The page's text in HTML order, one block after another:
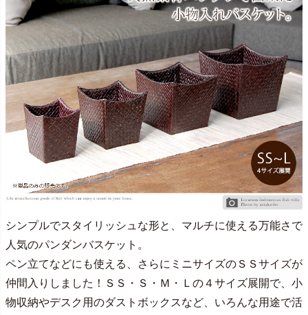
シンプルでスタイリッシュな形と、マルチに使える万能さで
人気のパンダンバスケット。
ペン立てなどにも使える、さらにミニサイズのＳＳサイズが
仲間入りしました！ＳＳ・Ｓ・Ｍ・Ｌの４サイズ展開で、小
物収納やデスク用のダストボックスなど、いろんな用途で活